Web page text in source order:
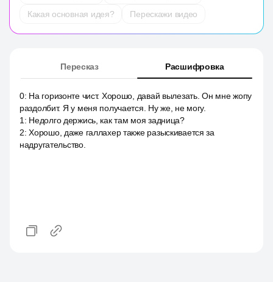
Какая основная идея?
Перескажи видео
Пересказ Расшифровка
0: На горизонте чист. Хорошо, давай вылезать. Он мне жопу
раздолбит. Я у меня получается. Ну же, не могу.
1 : Недолго держись, как там моя задница?
2:Хорошо, даже галлахер также разыскивается за
надругательство.